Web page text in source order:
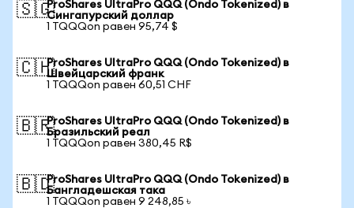
🇸🇬ProShares UltraPro QQQ (Ondo Tokenized) в
Сингапурский доллар
1 TQQQon равен 95,74 $
🇨🇭ProShares UltraPro QQQ (Ondo Tokenized) в
Швейцарский франк
1 TQQQon равен 60,51 CHF
🇧🇷ProShares UltraPro QQQ (Ondo Tokenized) в
Бразильский реал
1 TQQQon равен 380,45 R$
🇧🇩ProShares UltraPro QQQ (Ondo Tokenized) в
Бангладешская така
1 TQQQon равен 9 248,85 ৳